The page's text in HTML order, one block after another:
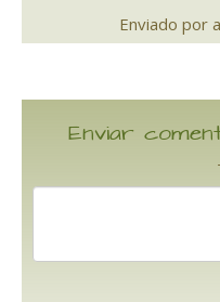
Enviado por
Enviar